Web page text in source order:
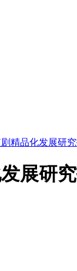
精品化发展研
展研